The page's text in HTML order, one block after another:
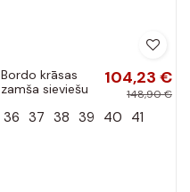
Bordo krāsas
zamša sieviešu
Daniel Lopez
104,23 €
148,90 €
36 37 38 39 40 41